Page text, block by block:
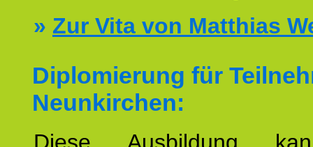
» Zur Vita von Matthias
Diplomierung für
Neunkirchen: